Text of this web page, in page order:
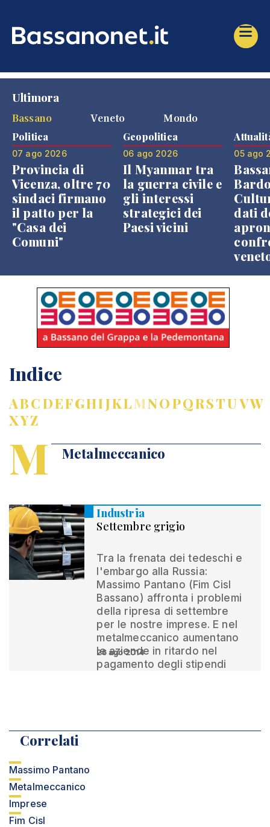
Ultimora
Bassano
Veneto Mondo
Politica
07 ago 2026
Provincia di
Vicenza, oltre 70
sindaci firmano
il patto per la
"Casa dei
Comuni"
Geopolitica
06 ago 2026
Il Myanmar tra
la guerra civile e
gli interessi
strategici dei
Paesi vicini
05 ago
dati
Indice
ABCDEFGHIJKLMNOPQRSTUVW
XYZ
M Metalmeccanico
Industria
Settembre grigio
Tra la frenata dei tedeschi e
l'embargo alla Russia:
Massimo Pantano (Fim Cisl
Bassano) affronta i problemi
della ripresa di settembre
per le nostre imprese. E nel
metalmeccanico aumentano
le aziende in ritardo nel
pagamento degli stipendi
26 ago 2014
Correlati
Massimo Pantano
Metalmeccanico
Imprese
Fim Cisl